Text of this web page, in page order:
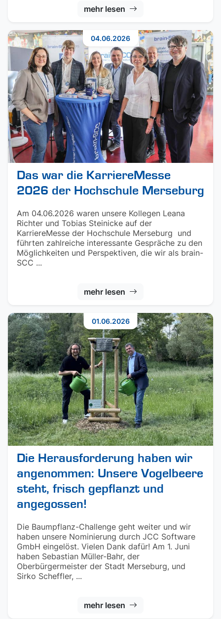
mehr lesen
Das war die KarriereMesse
2026 der Hochschule Merseburg
Am 04.06.2026 waren unsere Kollegen Leana
Richter und Tobias Steinicke auf der
KarriereMesse der Hochschule Merseburg und
führten zahlreiche interessante Gespräche zu den
Möglichkeiten und Perspektiven, die wir als brain-
SCC ...
mehr lesen
04.06.2026
Die Herausforderung haben wir
angenommen: Unsere Vogelbeere
steht, frisch gepflanzt und
angegossen!
Die Baumpflanz-Challenge geht weiter und wir
haben unsere Nominierung durch JCC Software
GmbH eingelöst. Vielen Dank dafür! Am 1. Juni
haben Sebastian Müller-Bahr, der
Oberbürgermeister der Stadt Merseburg, und
Sirko Scheffler, ...
mehr lesen
01.06.2026